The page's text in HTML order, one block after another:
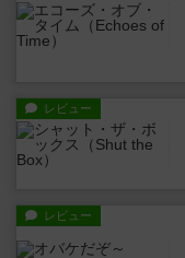
レビュー
レビュー